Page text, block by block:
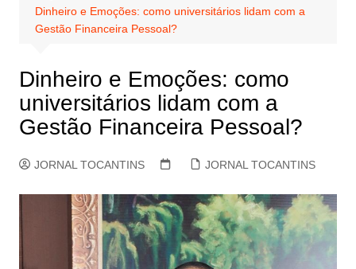
Dinheiro e Emoções: como universitários lidam com a
Gestão Financeira Pessoal?
Dinheiro e Emoções: como
universitários lidam com a
Gestão Financeira Pessoal?
JORNAL TOCANTINS JORNAL TOCANTINS